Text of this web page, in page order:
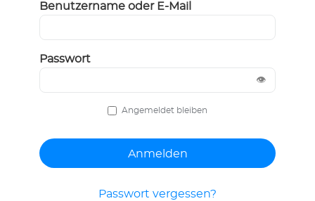
Benutzername oder E-Mail
Passwort
👁
Angemeldet bleiben
Passwort vergessen?